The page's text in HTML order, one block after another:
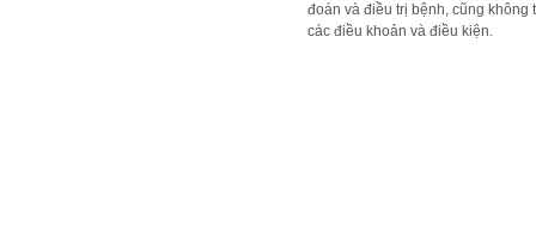
đoán và điều trị bệnh, cũng không
các điều khoản và điều kiện.